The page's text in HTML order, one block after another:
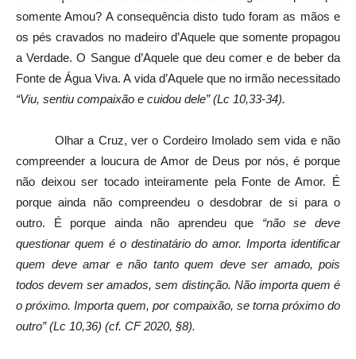
somente Amou? A consequência disto tudo foram as mãos e
os pés cravados no madeiro d’Aquele que somente propagou
a Verdade. O Sangue d’Aquele que deu comer e de beber da
Fonte de Água Viva. A vida d’Aquele que no irmão necessitado
“Viu, sentiu compaixão e cuidou dele” (Lc 10,33-34).
Olhar a Cruz, ver o Cordeiro Imolado sem vida e não
compreender a loucura de Amor de Deus por nós, é porque
não deixou ser tocado inteiramente pela Fonte de Amor. É
porque ainda não compreendeu o desdobrar de si para o
outro. É porque ainda não aprendeu que “não se deve
questionar quem é o destinatário do amor. Importa identificar
quem deve amar e não tanto quem deve ser amado, pois
todos devem ser amados, sem distinção. Não importa quem é
o próximo. Importa quem, por compaixão, se torna próximo do
outro” (Lc 10,36) (cf. CF 2020, §8).